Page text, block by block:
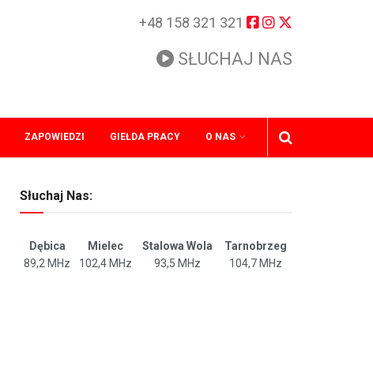
+48 158 321 321
SŁUCHAJ NAS
ZAPOWIEDZI GIEŁDA PRACY O NAS
Słuchaj Nas:
Dębica Mielec Stalowa Wola
Tarnobrzeg
89,2 MHz
102,4 MHz 93,5 MHz 104,7 MHz